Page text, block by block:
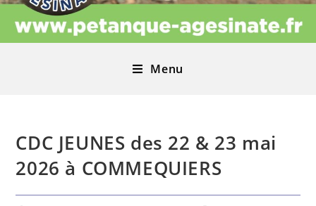
Menu
CDC JEUNES des 22 & 23 mai
2026 à COMMEQUIERS